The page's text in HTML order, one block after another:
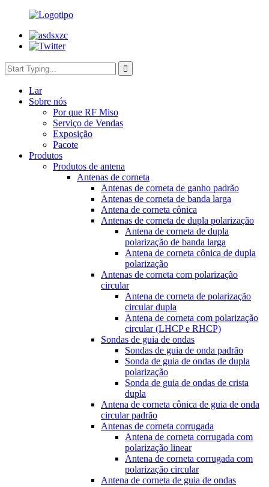
Lar
Sobre nós
Por que RF Miso
Serviço de Vendas
Exposição
Pacote
Produtos
Produtos de antena
Antenas de corneta
Antenas de corneta de ganho padrão
Antenas de corneta de banda larga
Antena de corneta cônica
Antenas de corneta de dupla polarização
Antena de corneta de dupla
polarização de banda larga
Antena de corneta cônica de dupla
polarização
Antenas de corneta com polarização
circular
Antena de corneta de polarização
circular dupla
Antena de corneta com polarização
circular (LHCP e RHCP)
Sondas de guia de ondas
Sondas de guia de onda padrão
Sonda de guia de ondas de dupla
polarização
Sonda de guia de ondas de crista
dupla
Antena de corneta cônica de guia de onda
circular padrão
Antenas de corneta corrugada
Antena de corneta corrugada com
polarização linear
Antena de corneta corrugada com
polarização circular
Antena de corneta de guia de ondas